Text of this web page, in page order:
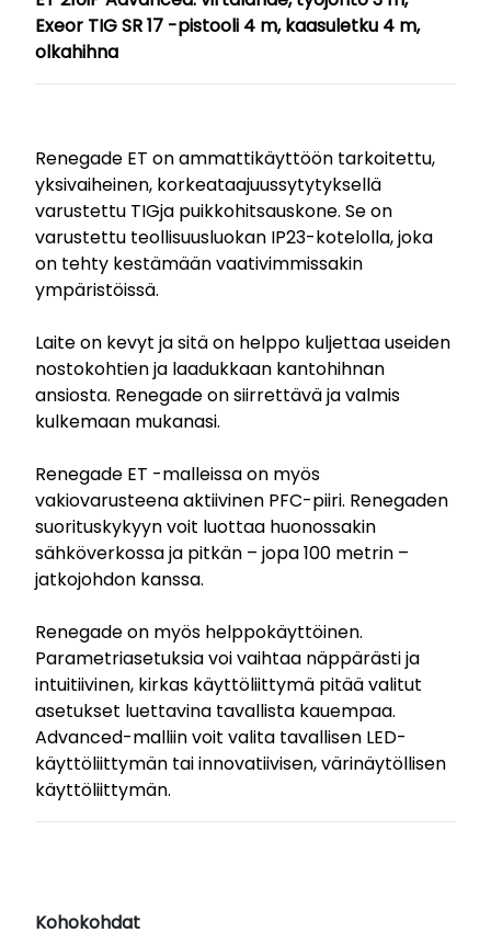
Exeor TIG SR 17 -pistooli 4 m, kaasuletku 4 m,
olkahihna
Renegade ET on ammattikäyttöön tarkoitettu,
yksivaiheinen, korkeataajuussytytyksellä
varustettu TIGja puikkohitsauskone. Se on
varustettu teollisuusluokan IP23-kotelolla, joka
on tehty kestämään vaativimmissakin
ympäristöissä.
Laite on kevyt ja sitä on helppo kuljettaa useiden
nostokohtien ja laadukkaan kantohihnan
ansiosta. Renegade on siirrettävä ja valmis
kulkemaan mukanasi.
Renegade ET -malleissa on myös
vakiovarusteena aktiivinen PFC-piiri. Renegaden
suorituskykyyn voit luottaa huonossakin
sähköverkossa ja pitkän – jopa 100 metrin –
jatkojohdon kanssa.
Renegade on myös helppokäyttöinen.
Parametriasetuksia voi vaihtaa näppärästi ja
intuitiivinen, kirkas käyttöliittymä pitää valitut
asetukset luettavina tavallista kauempaa.
Advanced-malliin voit valita tavallisen LED-
käyttöliittymän tai innovatiivisen, värinäytöllisen
käyttöliittymän.
Kohokohdat